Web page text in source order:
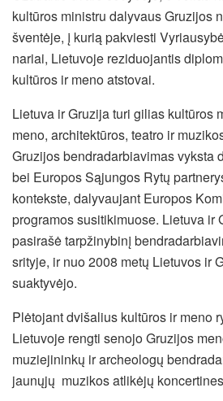
kultūros ministru dalyvaus Gruzijos
šventėje, į kurią pakviesti
nariai, Lietuvoje reziduojantis
kultūros ir meno atstovai.
Lietuva ir Gruzija turi gilias kultūros
meno, architektūros, teatro ir
Gruzijos bendradarbiavimas vyksta
bei Europos Sąjungos Rytų
kontekste, dalyvaujant Europos
programos susitikimuose. Lietuva ir
pasirašė tarpžinybinį
srityje, ir nuo 2008 metų Lietuvos ir
suaktyvėjo.
Plėtojant dvišalius kultūros ir meno
Lietuvoje rengti senojo Gruzijos
muziejininkų ir archeologų
jaunųjų muzikos atlikėjų